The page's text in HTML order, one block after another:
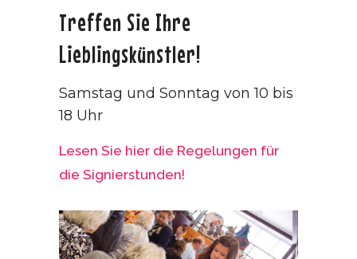
Treffen Sie Ihre
Lieblingskünstler!
Samstag und Sonntag von 10 bis
18 Uhr
Lesen Sie hier die Regelungen für
die Signierstunden!